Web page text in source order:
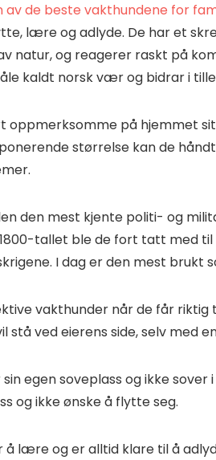
av de beste vakthundene for
lære og adlyde. De har et
natur, og reagerer raskt på
kaldt norsk vær og bidrar i
oppmerksomme på hjemmet
størrelse kan de
den mest kjente politi- og
tallet ble de fort tatt med til
I dag er den mest brukt
vakthunder når de får riktig
stå ved eierens side, selv med
egen soveplass og ikke sover
og ikke ønske å flytte seg.
lære og er alltid klare til å